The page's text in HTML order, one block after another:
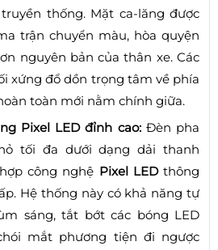
thống. Mặt ca-lăng được
trận chuyển màu, hòa quyện
nguyên bản của thân xe. Các
xứng đổ dồn trọng tâm về phía
toàn mới nằm chính giữa.
Pixel LED đỉnh cao:Đèn pha
tối đa dưới dạng dải thanh
công nghệ Pixel LEDthông
Hệ thống này có khả năng tự
sáng, tắt bớt các bóng LED
mắt phương tiện đi ngược